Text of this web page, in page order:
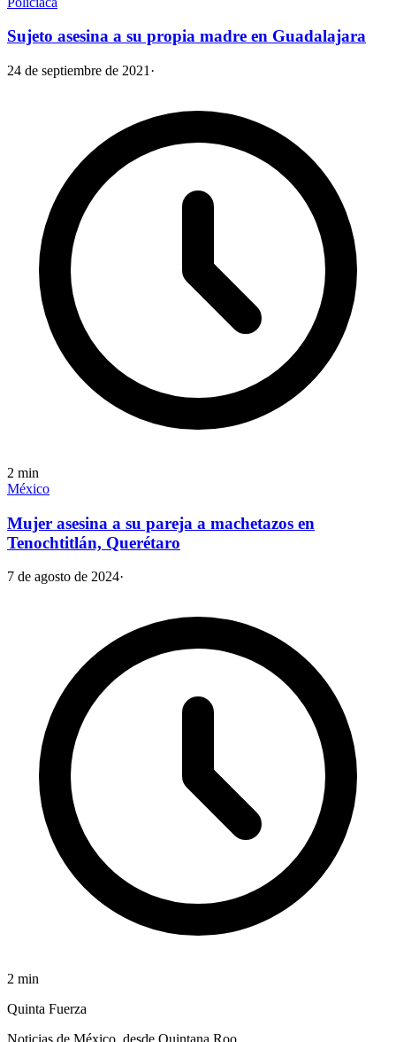
Sujeto asesina a su propia madre en Guadalajara
24 de septiembre de 2021 ·
2 min
México
Mujer asesina a su pareja a machetazos en
Tenochtitlán, Querétaro
7 de agosto de 2024·
2 min
Quinta Fuerza